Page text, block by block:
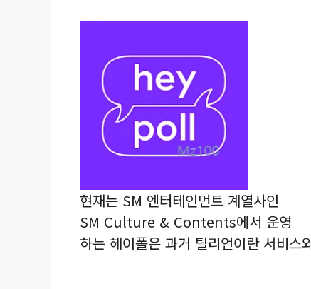
현재는 SM 엔터테인먼트 계열사인
SM Culture & Contents에서 운영
하는 헤이폴은 과거 틸리언이란 서비스